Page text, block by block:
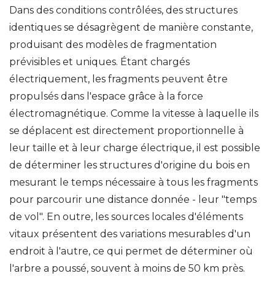
Dans des conditions contrôlées, des structures
identiques se désagrègent de manière constante,
produisant des modèles de fragmentation
prévisibles et uniques. Étant chargés
électriquement, les fragments peuvent être
propulsés dans l'espace grâce à la force
électromagnétique. Comme la vitesse à laquelle ils
se déplacent est directement proportionnelle à
leur taille et à leur charge électrique, il est possible
de déterminer les structures d'origine du bois en
mesurant le temps nécessaire à tous les fragments
pour parcourir une distance donnée - leur "temps
de vol". En outre, les sources locales d'éléments
vitaux présentent des variations mesurables d'un
endroit à l'autre, ce qui permet de déterminer où
l'arbre a poussé, souvent à moins de 50 km près.